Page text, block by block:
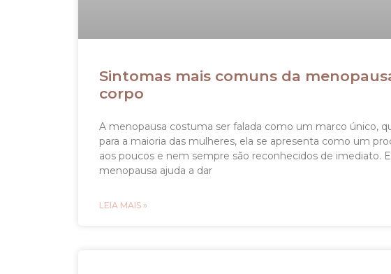
Sintomas mais comuns da
corpo
A menopausa costuma ser falada como um marco único,
para a maioria das mulheres, ela se apresenta como um
aos poucos e nem sempre são reconhecidos de imediato.
menopausa ajuda a dar
LEIA MAIS »